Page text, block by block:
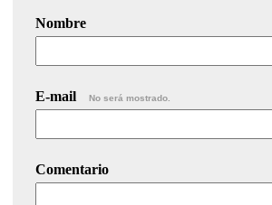
Nombre
E-mail No será mostrado.
Comentario